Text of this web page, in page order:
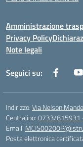
Amministrazione
Privacy Policy
Note legali
Seguici su:
Indirizzo:Via Nelson
Centralino:0733/815931
Email:
Posta elettronica